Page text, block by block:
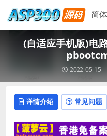
(自适应手机版)电
2022-05-15
详情介绍 常见问题